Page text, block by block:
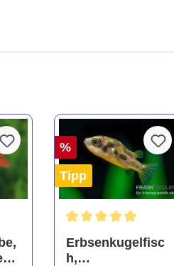
%
Tipp
Erbsenkugelfisc
h,